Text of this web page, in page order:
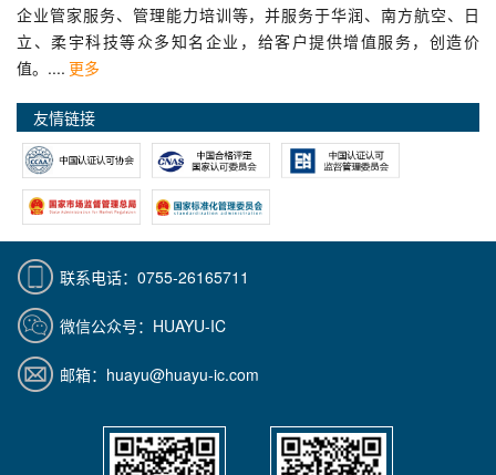
企业管家服务、管理能力培训等，并服务于华润、南方航空、日
立、柔宇科技等众多知名企业，给客户提供增值服务，创造价
值。.... 更多
友情链接
联系电话：0755-26165711
微信公众号：HUAYU-IC
邮箱：huayu@huayu-ic.com